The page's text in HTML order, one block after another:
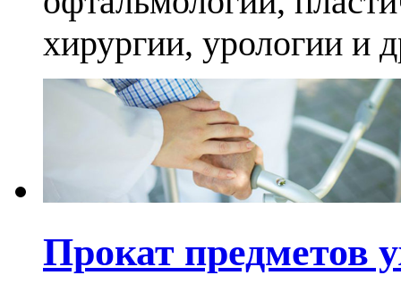
хирургии, урологии и
Прокат предметов